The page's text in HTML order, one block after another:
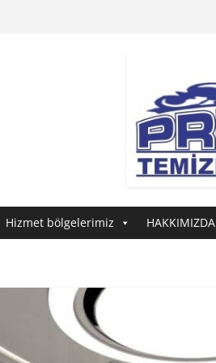
Hizmet bölgelerimiz HAKKIMIZDA